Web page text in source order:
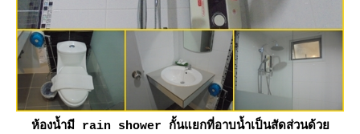
ห้องน้ำมี rain shower กั้นแยกที่อาบน้ำเป็นสัดส่วนด้ว